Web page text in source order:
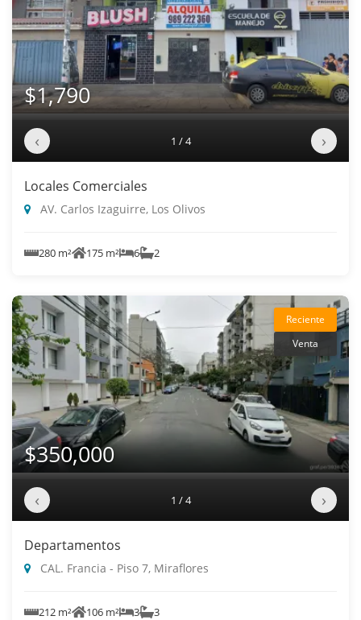
$1,790
‹ 1 / 4 ›
Locales Comerciales
AV. Carlos Izaguirre, Los Olivos
280 m² 175 m² 6 2
Reciente
Venta
$350,000
‹ 1 / 4 ›
Departamentos
CAL. Francia - Piso 7, Miraflores
212 m² 106 m² 3 3